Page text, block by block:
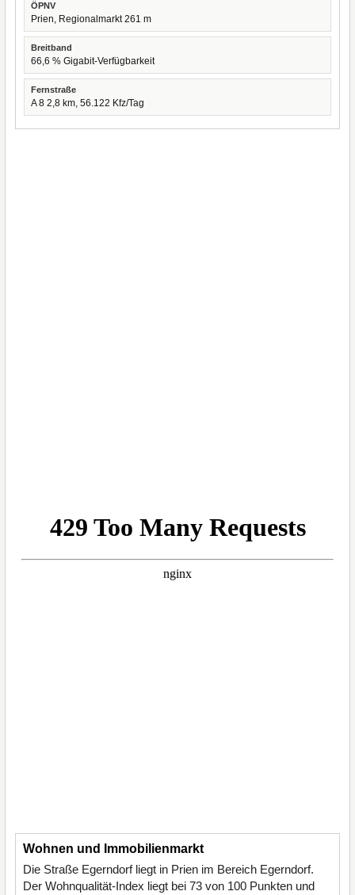
ÖPNV
Prien, Regionalmarkt 261 m
Breitband
66,6 % Gigabit-Verfügbarkeit
Fernstraße
A 8 2,8 km, 56.122 Kfz/Tag
Wohnen und Immobilienmarkt
Die Straße Egerndorf liegt in Prien im Bereich Egerndorf.
Der Wohnqualität-Index liegt bei 73 von 100 Punkten und